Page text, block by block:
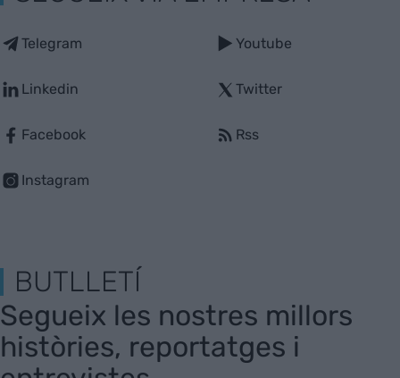
Telegram
Linkedin
Facebook
Instagram
Youtube
Twitter
Rss
BUTLLETÍ
Segueix les nostres millors
històries, reportatges i